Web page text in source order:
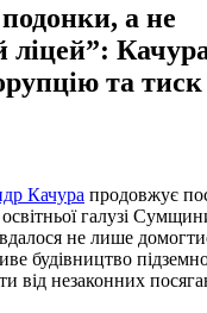
а не
ліцей”:
та
Качура продовжує
галузі
не лише
будівництво
від незаконних